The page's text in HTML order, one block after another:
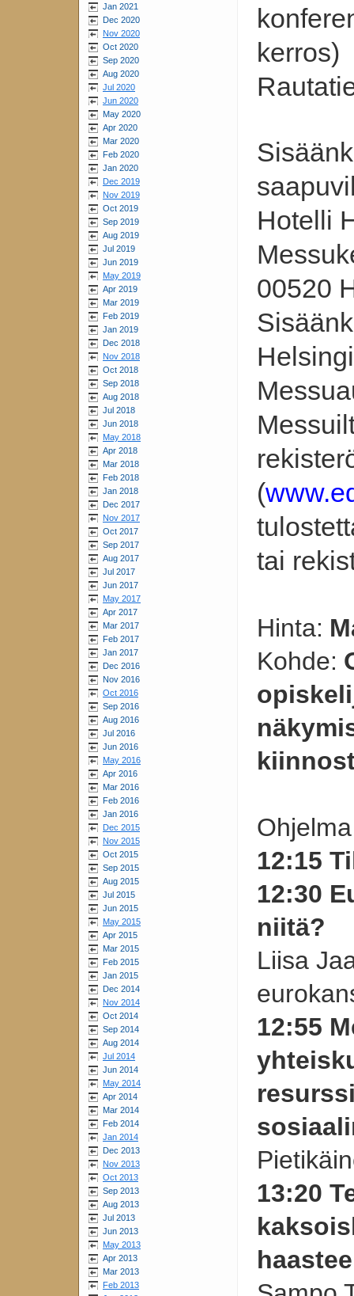
Jan 2021
Dec 2020
Nov 2020
Oct 2020
Sep 2020
Aug 2020
Jul 2020
Jun 2020
May 2020
Apr 2020
Mar 2020
Feb 2020
Jan 2020
Dec 2019
Nov 2019
Oct 2019
Sep 2019
Aug 2019
Jul 2019
Jun 2019
May 2019
Apr 2019
Mar 2019
Feb 2019
Jan 2019
Dec 2018
Nov 2018
Oct 2018
Sep 2018
Aug 2018
Jul 2018
Jun 2018
May 2018
Apr 2018
Mar 2018
Feb 2018
Jan 2018
Dec 2017
Nov 2017
Oct 2017
Sep 2017
Aug 2017
Jul 2017
Jun 2017
May 2017
Apr 2017
Mar 2017
Feb 2017
Jan 2017
Dec 2016
Nov 2016
Oct 2016
Sep 2016
Aug 2016
Jul 2016
Jun 2016
May 2016
Apr 2016
Mar 2016
Feb 2016
Jan 2016
Dec 2015
Nov 2015
Oct 2015
Sep 2015
Aug 2015
Jul 2015
Jun 2015
May 2015
Apr 2015
Mar 2015
Feb 2015
Jan 2015
Dec 2014
Nov 2014
Oct 2014
Sep 2014
Aug 2014
Jul 2014
Jun 2014
May 2014
Apr 2014
Mar 2014
Feb 2014
Jan 2014
Dec 2013
Nov 2013
Oct 2013
Sep 2013
Aug 2013
Jul 2013
Jun 2013
May 2013
Apr 2013
Mar 2013
Feb 2013
kerros)
Hotelli
00520
(
tai
Hinta:
Kohde:
Ohjelma
12:15
12:30
niitä?
Liisa
12:55
13:20